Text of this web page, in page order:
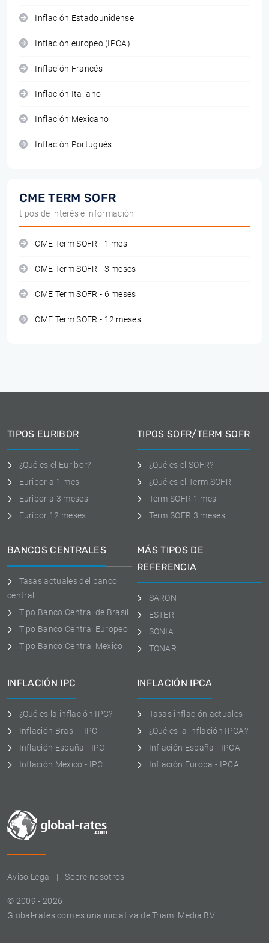
Inflación Estadounidense
Inflación europeo (IPCA)
Inflación Francés
Inflación Italiano
Inflación Mexicano
Inflación Portugués
CME TERM SOFR
tipos de interés e información
CME Term SOFR - 1 mes
CME Term SOFR - 3 meses
CME Term SOFR - 6 meses
CME Term SOFR - 12 meses
Aviso Legal Sobre nosotros
© 2009 - 2026
Global-rates.com es una iniciativa de Triami Media BV
TIPOS EURIBOR
¿Qué es el Euribor?
Euribor a 1 mes
Euribor a 3 meses
Euríbor 12 meses
TIPOS SOFR/TERM SOFR
¿Qué es el SOFR?
¿Qué es el Term SOFR
Term SOFR 1 mes
Term SOFR 3 meses
BANCOS CENTRALES
Tasas actuales del banco
central
Tipo Banco Central de Brasil
Tipo Banco Central Europeo
Tipo Banco Central Mexico
MÁS TIPOS DE
REFERENCIA
SARON
ESTER
SONIA
TONAR
INFLACIÓN IPC
¿Qué es la inflación IPC?
Inflación Brasil - IPC
Inflación España - IPC
Inflación Mexico - IPC
INFLACIÓN IPCA
Tasas inflación actuales
¿Qué es la inflación IPCA?
Inflación España - IPCA
Inflación Europa - IPCA